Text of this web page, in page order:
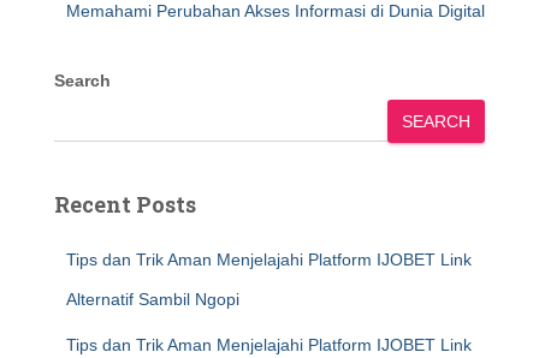
Memahami Perubahan Akses Informasi di Dunia Digital
Search
SEARCH
Recent Posts
Tips dan Trik Aman Menjelajahi Platform IJOBET Link
Alternatif Sambil Ngopi
Tips dan Trik Aman Menjelajahi Platform IJOBET Link